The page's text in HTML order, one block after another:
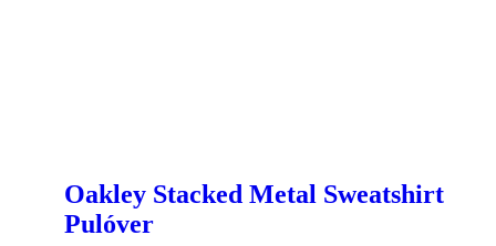
Oakley Stacked Metal Sweatshirt
Pulóver